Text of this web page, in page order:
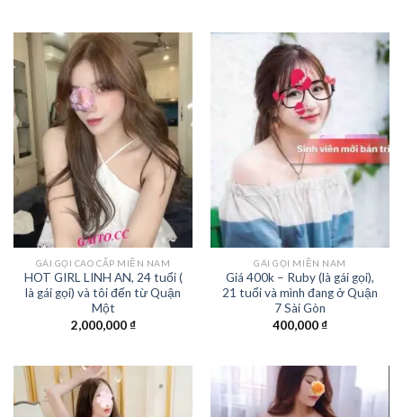
GÁI GỌI CAO CẤP MIỀN NAM
HOT GIRL LINH AN, 24 tuổi (
là gái gọi) và tôi đến từ Quận
Một
2,000,000₫
GÁI GỌI MIỀN NAM
Giá 400k – Ruby (là gái gọi),
21 tuổi và mình đang ở Quận
7 Sài Gòn
400,000₫